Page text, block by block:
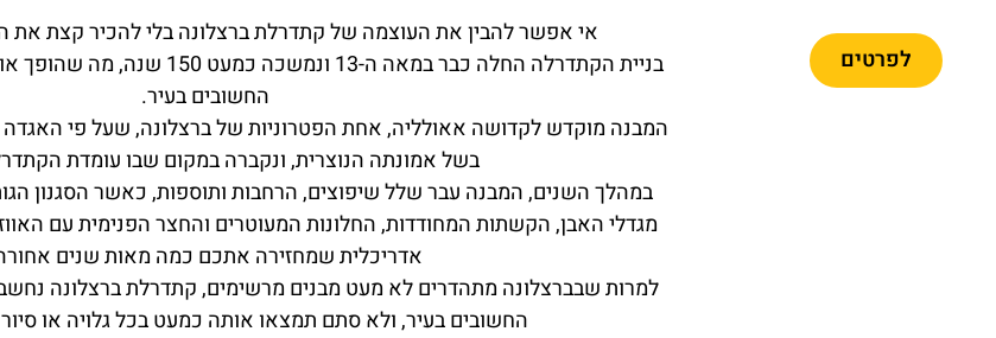
לפרטים
אי אפשר להבין את העוצמה של קתדרלת ברצלונה בלי להכיר קצת את
בניית הקתדרלה החלה כבר במאה ה-13
החשובים בעיר.
בשל אמונתה הנוצרית, ונקברה במקום שבו עומדת
במהלך השנים, המבנה עבר שלל שיפוצים, הרחבות ותוספות, כאשר הסגנון
מגדלי האבן, הקשתות המחודדות, החלונות המעוטרים והחצר הפנימית עם
אדריכלית שמחזירה אתכם כמה מאות שנים
למרות שבברצלונה מתהדרים לא מעט מבנים מרשימים, קתדרלת ברצלונה
החשובים בעיר, ולא סתם תמצאו אותה כמעט בכל גלויה או